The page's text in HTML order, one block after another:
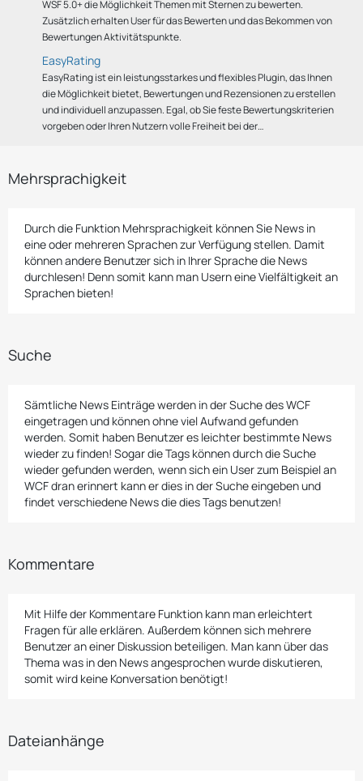
WSF 5.0+die Möglichkeit Themen mit Sternen zu bewerten.
Zusätzlich erhalten User für das Bewerten und das Bekommen von
Bewertungen Aktivitätspunkte.
EasyRating
EasyRating ist ein leistungsstarkes und flexibles Plugin, das Ihnen
die Möglichkeit bietet, Bewertungen und Rezensionen zu erstellen
und individuell anzupassen. Egal, ob Sie feste Bewertungskriterien
vorgeben oder Ihren Nutzern volle Freiheit bei der…
Mehrsprachigkeit
Durch die Funktion Mehrsprachigkeit können Sie News in
eine oder mehreren Sprachen zur Verfügung stellen. Damit
können andere Benutzer sich in Ihrer Sprache die News
durchlesen! Denn somit kann man Usern eine Vielfältigkeit an
Sprachen bieten!
Suche
Sämtliche News Einträge werden in der Suche des WCF
eingetragen und können ohne viel Aufwand gefunden
werden. Somit haben Benutzer es leichter bestimmte News
wieder zu finden! Sogar die Tags können durch die Suche
wieder gefunden werden, wenn sich ein User zum Beispiel an
WCF dran erinnert kann er dies in der Suche eingeben und
findet verschiedene News die dies Tags benutzen!
Kommentare
Mit Hilfe der Kommentare Funktion kann man erleichtert
Fragen für alle erklären. Außerdem können sich mehrere
Benutzer an einer Diskussion beteiligen. Man kann über das
Thema was in den News angesprochen wurde diskutieren,
somit wird keine Konversation benötigt!
Dateianhänge